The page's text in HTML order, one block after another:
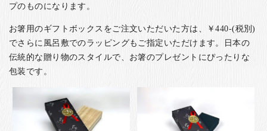
プのものになります。
お箸用のギフトボックスをご注文いただいた方は、￥440-(税別)
でさらに風呂敷でのラッピングもご指定いただけます。日本の
伝統的な贈り物のスタイルで、お箸のプレゼントにぴったりな
包装です。